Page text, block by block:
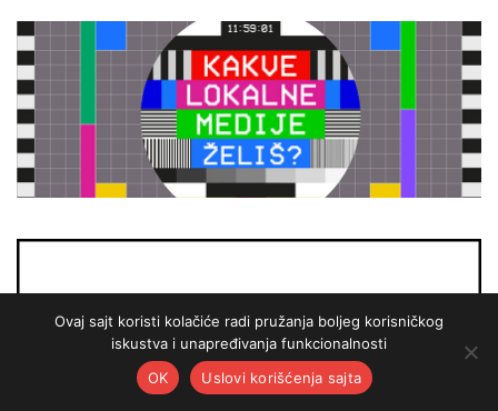
Ovaj sajt koristi kolačiće radi pružanja boljeg korisničkog
iskustva i unapređivanja funkcionalnosti
OK
Uslovi korišćenja sajta